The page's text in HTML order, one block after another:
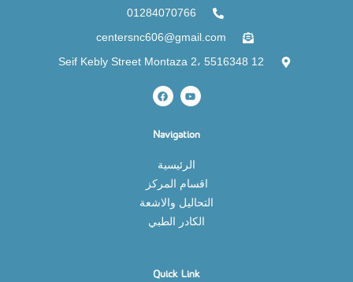
01284070766
centersnc606@gmail.com
12 Seif Kebly Street Montaza 2، 5516348
Navigation
الرئيسية
اقسام المركز
التحاليل والاشعة
الكادر الطبي
Quick Link